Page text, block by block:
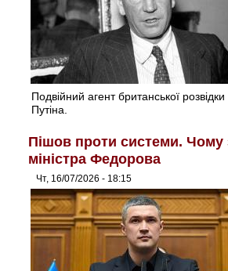
Подвійний агент британської
Путіна.
Пішов проти системи. Чому
міністра Федорова
Чт, 16/07/2026 - 18:15